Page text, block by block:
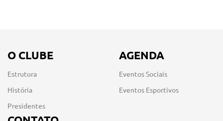
O CLUBE
Estrutura
História
Presidentes
AGENDA
Eventos Sociais
Eventos Esportivos